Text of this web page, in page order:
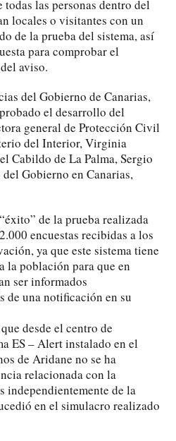
las personas dentro del
locales o visitantes con un
de la prueba del sistema, así
para comprobar el
aviso.
del Gobierno de Canarias,
el desarrollo del
general de Protección Civil
del Interior, Virginia
Cabildo de La Palma, Sergio
Gobierno en Canarias,
de la prueba realizada
encuestas recibidas a los
ya que este sistema tiene
la población para que en
ser informados
de una notificación en su
desde el centro de
ES – Alert instalado en el
de Aridane no se ha
relacionada con la
independientemente de la
en el simulacro realizado